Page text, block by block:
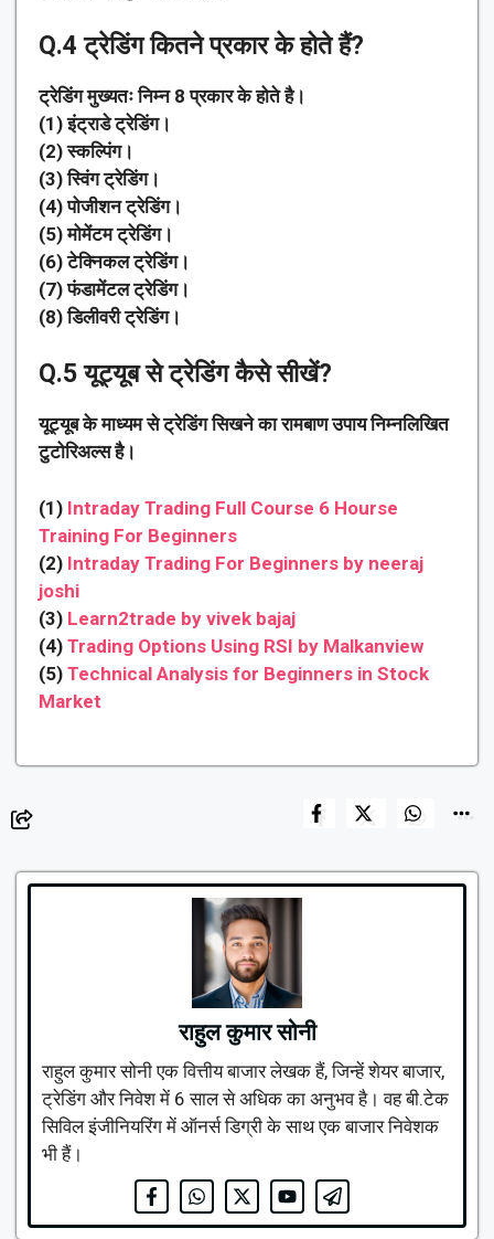
Q.4 ट्रेडिंग कितने प्रकार के होते हैं?
ट्रेडिंग मुख्यतः निम्न 8 प्रकार के होते है।
(1) इंट्राडे ट्रेडिंग।
(2) स्कल्पिंग।
(3) स्विंग ट्रेडिंग।
(4) पोजीशन ट्रेडिंग।
(5) मोमेंटम ट्रेडिंग।
(6) टेक्निकल ट्रेडिंग।
(7) फंडामेंटल ट्रेडिंग।
(8) डिलीवरी ट्रेडिंग।
Q.5 यूट्यूब से ट्रेडिंग कैसे सीखें?
यूट्यूब के माध्यम से ट्रेडिंग सिखने का रामबाण उपाय निम्नलिखित
टुटोरिअल्स है।
(1) Intraday Trading Full Course 6 Hourse
Training For Beginners
(2) Intraday Trading For Beginners by neeraj
joshi
(3) Learn2trade by vivek bajaj
(4) Trading Options Using RSI by Malkanview
(5) Technical Analysis for Beginners in Stock
Market
राहुल कुमार सोनी
राहुल कुमार सोनी एक वित्तीय बाजार लेखक हैं, जिन्हें शेयर बाजार,
ट्रेडिंग और निवेश में 6 साल से अधिक का अनुभव है। वह बी.टेक
सिविल इंजीनियरिंग में ऑनर्स डिग्री के साथ एक बाजार निवेशक
भी हैं।